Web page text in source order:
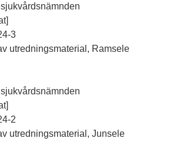
3
utredningsmaterial, Ramsele
2
utredningsmaterial, Junsele